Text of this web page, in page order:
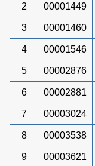
2 00001449
3 00001460
4 00001546
5 00002876
6 00002881
7 00003024
8 00003538
9 00003621